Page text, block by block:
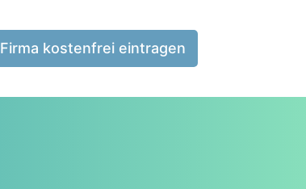
Firma kostenfrei eintragen